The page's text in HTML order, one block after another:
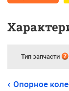
Тип запчасти
Опорное